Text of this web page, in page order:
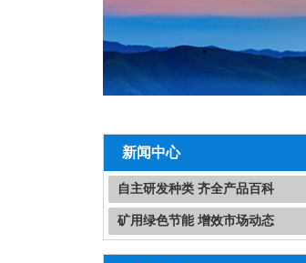
新闻中心
自主研发种类 齐全产品百科
矿用绿色节能 增效市场动态